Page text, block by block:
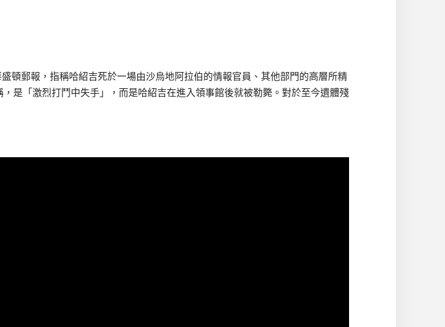
頓郵報，指稱哈紹吉死於一場由沙烏地阿拉伯的情報官員、其他部門的高層所精
是「激烈打鬥中失手」，而是哈紹吉在進入領事館後就被勒斃。對於至今遺體殘